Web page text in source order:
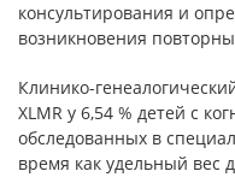
консультирования и
возникновения
Клинико-
XLMR у 6,54 % детей с
обследованных в
время как удельный вес